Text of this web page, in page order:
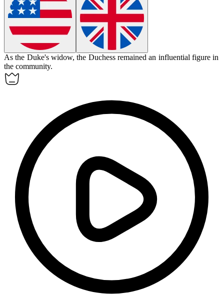
As the Duke's widow, the Duchess remained an influential figure in
the community.